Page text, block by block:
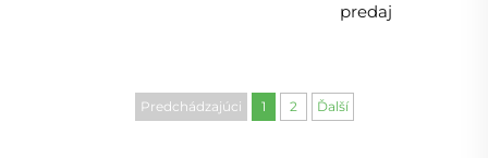
predaj
Predchádzajúci 1 2 Ďalší